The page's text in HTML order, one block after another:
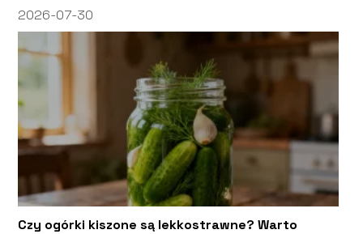
2026-07-30
Czy ogórki kiszone są lekkostrawne? Warto